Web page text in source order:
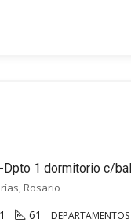
Rosario
1 61 DEPARTAMENTOS